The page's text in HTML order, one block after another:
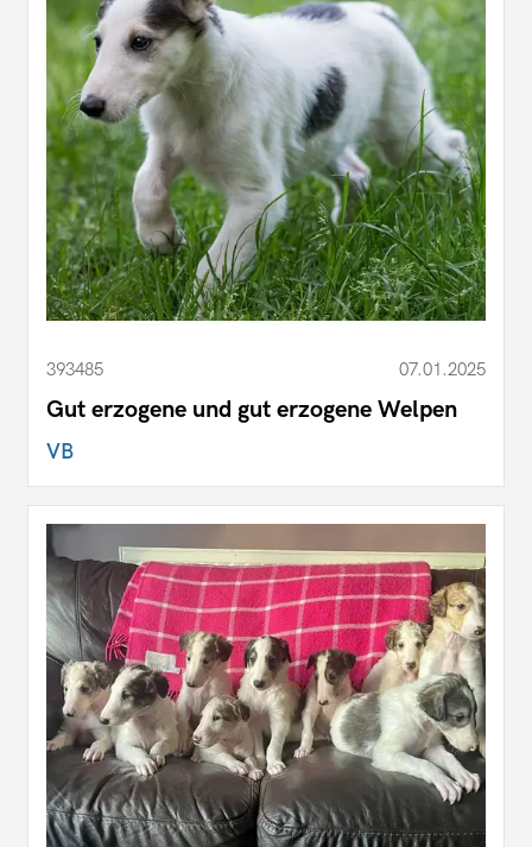
393485 07.01.2025
Gut erzogene und gut erzogene Welpen
VB